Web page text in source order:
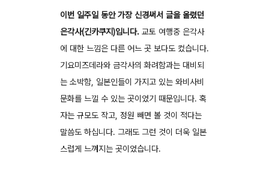
이번 일주일 동안 가장 신경써서 글을 올렸던
은각사(긴카쿠지)입니다. 교토 여행중 은각사
에 대한 느낌은 다른 어느 곳 보다도 컸습니다.
기요미즈데라와 금각사의 화려함과는 대비되
는 소박함, 일본인들이 가지고 있는 와비사비
문화를 느낄 수 있는 곳이었기 때문입니다. 혹
자는 규모도 작고, 정원 빼면 볼 것이 적다는
말씀도 하십니다. 그래도 그런 것이 더욱 일본
스럽게 느껴지는 곳이었습니다.